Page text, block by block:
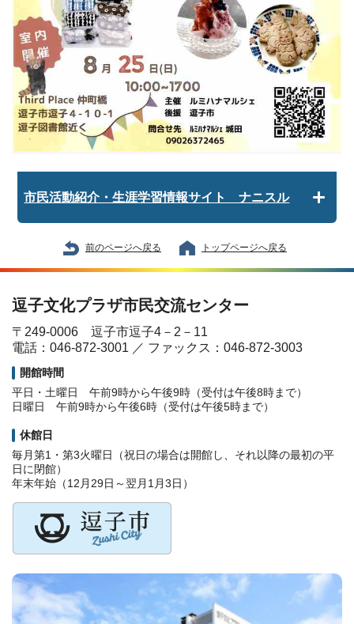
市民活動紹介・生涯学習情報サイト ナニスル
前のページへ戻る トップページへ戻る
逗子文化プラザ市民交流センター
〒249-0006 逗子市逗子4－2－11
電話：046-872-3001 ／ ファックス：046-872-3003
開館時間
平日・土曜日 午前9時から午後9時（受付は午後8時まで）
日曜日 午前9時から午後6時（受付は午後5時まで）
休館日
毎月第1・第3火曜日（祝日の場合は開館し、それ以降の最初の平
日に閉館）
年末年始（12月29日～翌月1月3日）